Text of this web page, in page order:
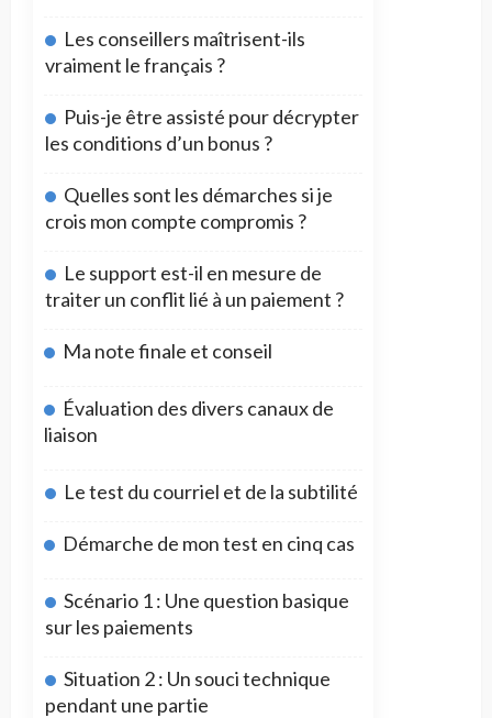
Les conseillers maîtrisent-ils
vraiment le français ?
Puis-je être assisté pour décrypter
les conditions d’un bonus ?
Quelles sont les démarches si je
crois mon compte compromis ?
Le support est-il en mesure de
traiter un conflit lié à un paiement ?
Ma note finale et conseil
Évaluation des divers canaux de
liaison
Le test du courriel et de la subtilité
Démarche de mon test en cinq cas
Scénario 1 : Une question basique
sur les paiements
Situation 2 : Un souci technique
pendant une partie